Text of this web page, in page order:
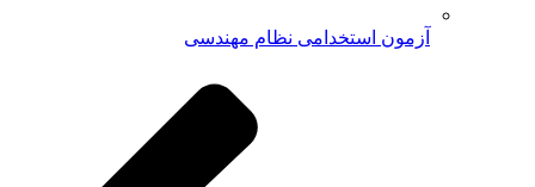
آزمون استخدامی نظام مهندسی